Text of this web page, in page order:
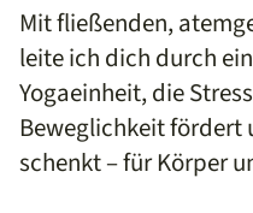
Mit fließenden,
leite ich dich durch
Yogaeinheit, die
Beweglichkeit fördert
schenkt – für Körper